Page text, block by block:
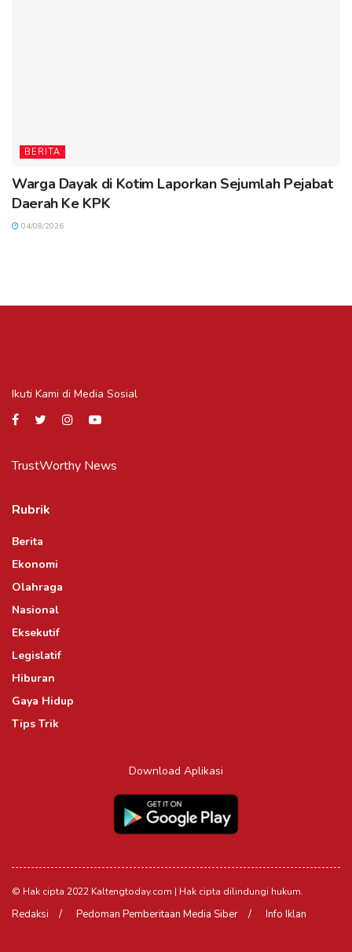
BERITA
Warga Dayak di Kotim Laporkan Sejumlah Pejabat
Daerah Ke KPK
04/08/2026
Ikuti Kami di Media Sosial
TrustWorthy News
Rubrik
Berita
Ekonomi
Olahraga
Nasional
Eksekutif
Legislatif
Hiburan
Gaya Hidup
Tips Trik
Download Aplikasi
© Hak cipta 2022 Kaltengtoday.com | Hak cipta dilindungi hukum.
Redaksi Pedoman Pemberitaan Media Siber Info Iklan